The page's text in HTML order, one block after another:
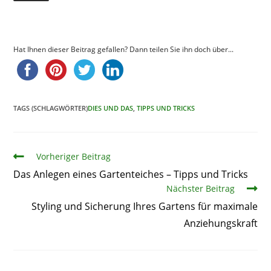
Hat Ihnen dieser Beitrag gefallen? Dann teilen Sie ihn doch über...
TAGS (SCHLAGWÖRTER)DIES UND DAS, TIPPS UND TRICKS
ArtikelVorheriger Beitrag
Das Anlegen eines Gartenteiches – Tipps und Tricks
Nächster Beitrag
Styling und Sicherung Ihres Gartens für maximale
Anziehungskraft